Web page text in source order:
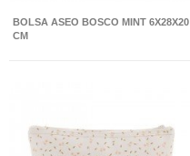
BOLSA ASEO BOSCO MINT 6X28X20
CM